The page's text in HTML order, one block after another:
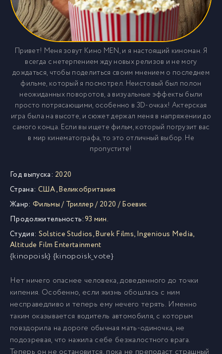
Привет! Меня зовут Кино MEN, и я настоящий киноман. Я
всегда с нетерпением жду новых релизов и не могу
дождаться, чтобы поделиться своим мнением о последнем
фильме, который я посмотрел. Неистовый был полон
неожиданных поворотов, а визуальные эффекты были
просто потрясающими, особенно в 3D-очках! Актерская
игра была на высоте, и сюжет держал меня в напряжении до
самого конца. Если вы ищете фильм, который погрузит вас
в мир кинематографа, то это отличный выбор. Не
пропустите!
Год выпуска: 2020
Страна: США,Великобритания
Жанр: Фильмы/ Триллер/ 2020 /Боевик
Продолжительность:93 мин.
Студия: Solstice Studios,Burek Films,Ingenious Media,
Altitude Film Entertainment
{kinopoisk} {kinopoisk_vote}
Нет ничего опаснее человека, доведенного до точки
кипения. Особенно, если жизнь обошлась с ним
несправедливо и теперь ему нечего терять. Именно
таким оказывается водитель автомобиля, с которым
повздорила на дороге обычная мать-одиночка, не
подозревая, что нажила себе безжалостного врага.